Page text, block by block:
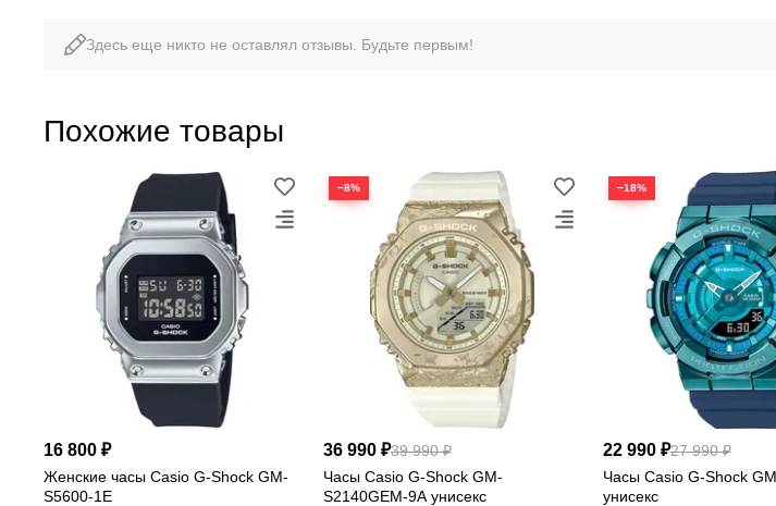
Здесь еще никто не оставлял отзывы. Будьте первым!
Похожие товары
16 800 ₽
Женские часы Casio G-Shock GM-
S5600-1E
−8%
36 990 ₽39 990 ₽
Часы Casio G-Shock GM-
S2140GEM-9A унисекс
−18%
22 990 ₽27 990 ₽
Часы Casio G-Shock
унисекс